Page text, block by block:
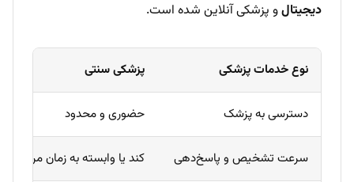
دیجیتالو پزشکی آنلاین شده است.
نوع خدمات پزشکی پزشکی سنتی
دسترسی به پزشک حضوری و محدود
سرعت تشخیص و پاسخ‌دهی کند یا وابسته به زمان مراجعه